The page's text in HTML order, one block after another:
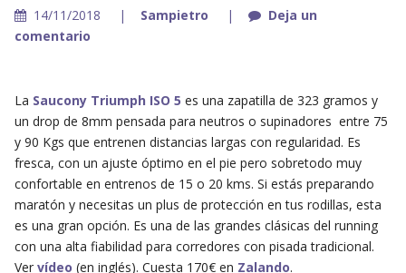
14/11/2018 Sampietro
Deja un
comentario
La Saucony Triumph ISO 5 es una zapatilla de 323 gramos y
un drop de 8mm pensada para neutros o supinadores entre 75
y 90 Kgs que entrenen distancias largas con regularidad. Es
fresca, con un ajuste óptimo en el pie pero sobretodo muy
confortable en entrenos de 15 o 20 kms. Si estás preparando
maratón y necesitas un plus de protección en tus rodillas, esta
es una gran opción. Es una de las grandes clásicas del running
con una alta fiabilidad para corredores con pisada tradicional.
Ver vídeo (en inglés). Cuesta 170€ en Zalando.